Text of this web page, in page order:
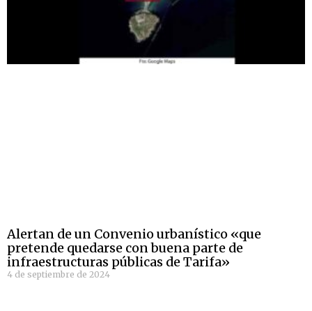
Alertan de un Convenio urbanístico «que
pretende quedarse con buena parte de
infraestructuras públicas de Tarifa»
4 de septiembre de 2024